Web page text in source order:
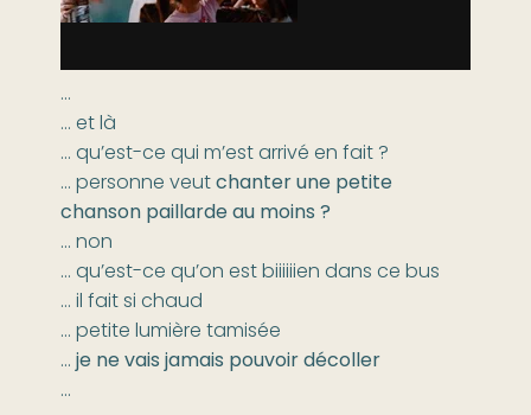
…
… et là
… qu’est-ce qui m’est arrivé en fait ?
… personne veutchanter une petite
chanson paillarde au moins ?
… non
… qu’est-ce qu’on est biiiiiien dans ce bus
… il fait si chaud
… petite lumière tamisée
…je ne vais jamais pouvoir décoller
…